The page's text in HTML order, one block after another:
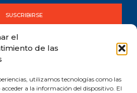
el
de las
utilizamos tecnologías como las
a la información del dispositivo. El
SUSCRIBIRSE